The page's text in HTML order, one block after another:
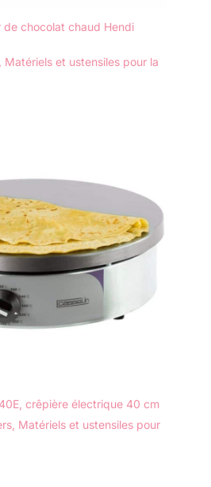
chocolat chaud Hendi
Matériels et ustensiles pour la
crêpière électrique 40 cm
Matériels et ustensiles pour